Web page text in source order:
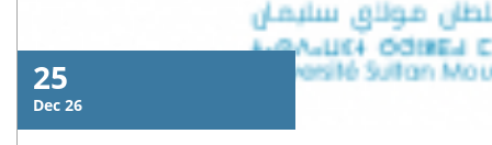
25
Dec 26